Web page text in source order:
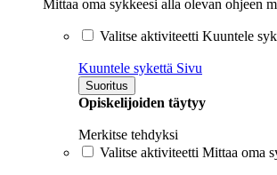
Mittaa oma sykkeesi alla olevan ohjeen
Valitse aktiviteetti Kuuntele
Kuuntele sykettä Sivu
Suoritus
Opiskelijoiden täytyy
Merkitse tehdyksi
Valitse aktiviteetti Mittaa oma